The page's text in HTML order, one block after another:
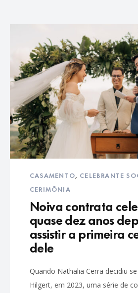
CASAMENTO, CELEBRANTE
CERIMÔNIA
Noiva contrata
quase dez anos
assistir a primeira
dele
Quando Nathalia Cerra decidiu
Hilgert, em 2023, uma série de